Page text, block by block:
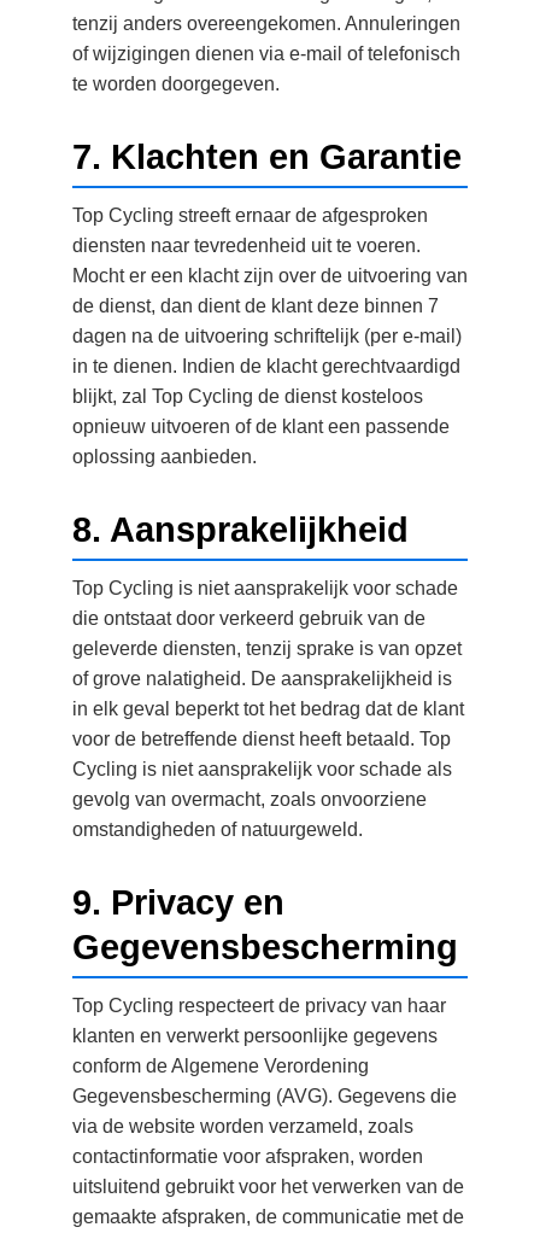
tenzij anders overeengekomen. Annuleringen
of wijzigingen dienen via e-mail of telefonisch
te worden doorgegeven.
7. Klachten en Garantie
Top Cycling streeft ernaar de afgesproken
diensten naar tevredenheid uit te voeren.
Mocht er een klacht zijn over de uitvoering van
de dienst, dan dient de klant deze binnen 7
dagen na de uitvoering schriftelijk (per e-mail)
in te dienen. Indien de klacht gerechtvaardigd
blijkt, zal Top Cycling de dienst kosteloos
opnieuw uitvoeren of de klant een passende
oplossing aanbieden.
8. Aansprakelijkheid
Top Cycling is niet aansprakelijk voor schade
die ontstaat door verkeerd gebruik van de
geleverde diensten, tenzij sprake is van opzet
of grove nalatigheid. De aansprakelijkheid is
in elk geval beperkt tot het bedrag dat de klant
voor de betreffende dienst heeft betaald. Top
Cycling is niet aansprakelijk voor schade als
gevolg van overmacht, zoals onvoorziene
omstandigheden of natuurgeweld.
9. Privacy en
Gegevensbescherming
Top Cycling respecteert de privacy van haar
klanten en verwerkt persoonlijke gegevens
conform de Algemene Verordening
Gegevensbescherming (AVG). Gegevens die
via de website worden verzameld, zoals
contactinformatie voor afspraken, worden
uitsluitend gebruikt voor het verwerken van de
gemaakte afspraken, de communicatie met de